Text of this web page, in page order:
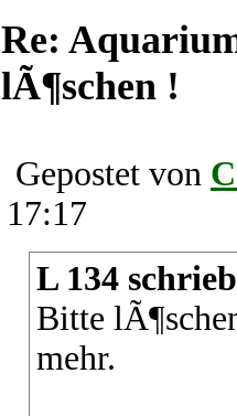
Re:
lÃ¶schen !
Gepostet von
17:17
L 134
Bitte
mehr.